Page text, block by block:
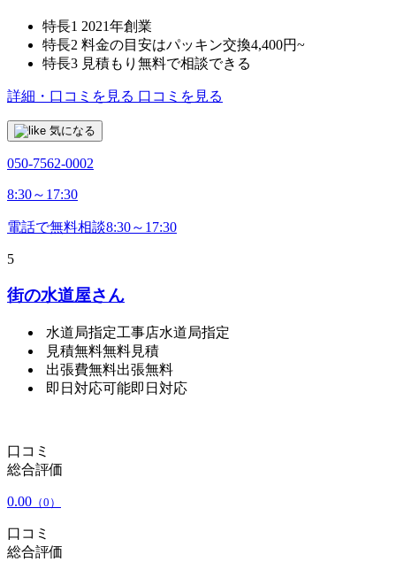
特長1 2021年創業
特長2 料金の目安はパッキン交換4,400円~
特長3 見積もり無料で相談できる
詳細・口コミを見る 口コミを見る
気になる
050-7562-0002
8:30～17:30
電話で無料相談8:30～17:30
5
街の水道屋さん
水道局指定工事店水道局指定
見積無料無料見積
出張費無料出張無料
即日対応可能即日対応
口コミ
総合評価
0.00 （0）
口コミ
総合評価